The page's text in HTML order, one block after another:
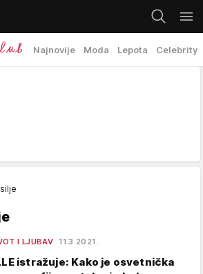
Najnovije Moda Lepota Celebrity
I LJUBAV 11.3.2021.
istražuje: Kako je osvetnička